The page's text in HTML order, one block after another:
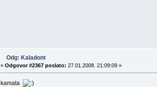
Odg: Kaladont
« Odgovor #2367 poslato: 27.01.2008. 21:09:09 »
kamata